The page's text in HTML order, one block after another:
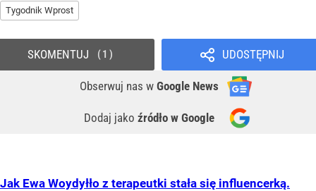
Tygodnik Wprost
UDOSTĘPNIJ
Obserwuj nas w Google News
Dodaj jako źródło w Google
SKOMENTUJ 1
Jak Ewa Woydyłło z terapeutki stała się influencerką.